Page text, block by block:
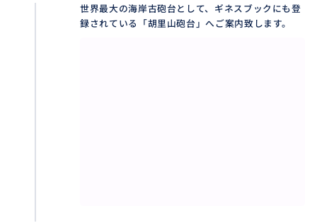
物館」などの観光を楽しみながら、徒歩でゆっくりと
世界最大の海岸古砲台として、ギネスブックにも登
録されている「胡里山砲台」へご案内致します。